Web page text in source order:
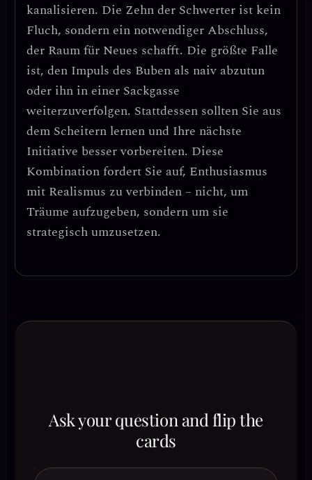
kanalisieren. Die Zehn der Schwerter ist kein
Fluch, sondern ein notwendiger Abschluss,
der Raum für Neues schafft. Die größte Falle
ist, den Impuls des Buben als naiv abzutun
oder ihn in einer Sackgasse
weiterzuverfolgen. Stattdessen sollten Sie aus
dem Scheitern lernen und Ihre nächste
Initiative besser vorbereiten. Diese
Kombination fordert Sie auf, Enthusiasmus
mit Realismus zu verbinden – nicht, um
Träume aufzugeben, sondern um sie
strategisch umzusetzen.
Ask your question and flip the
cards